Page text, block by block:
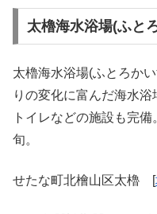
太櫓海水浴場(ふと
太櫓海水浴場(ふとろか
りの変化に富んだ海水浴
トイレなどの施設も完
旬。
せたな町北檜山区太櫓 [